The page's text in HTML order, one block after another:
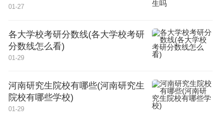
1、复习计划的制定。
制定一个合理的复习计划非常重要。根据个人情况和
考试时间表，合埋掘理安排每天的学习时间和内容，
01-27
各大学校考研分数线(各大学校考研
分数线怎么看)
01-29
河南研究生院校有哪些(河南研究生
院校有哪些学校)
01-29